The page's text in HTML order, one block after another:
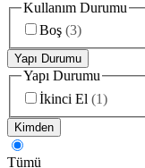
Kullanım Durumu
Boş (3)
Yapı Durumu
Yapı Durumu
İkinci El (1)
Kimden
Tümü